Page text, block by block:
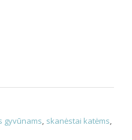
gyvūnams skanėstai katėms